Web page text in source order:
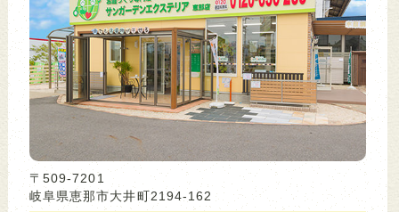
〒509-7201
岐阜県恵那市大井町2194-162